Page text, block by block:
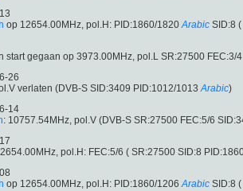
op 12654.00MHz, pol.H: PID:1860/1820 Arabic SID:8
start gegaan op 3973.00MHz, pol.L SR:27500 FEC:3/
26
verlaten (DVB-S SID:3409 PID:1012/1013 Arabic)
14
: 10757.54MHz, pol.V (DVB-S SR:27500 FEC:5/6
pol.H: FEC:5/6 ( SR:27500 SID:8
op 12654.00MHz, pol.H: PID:1860/1206 Arabic SID:8